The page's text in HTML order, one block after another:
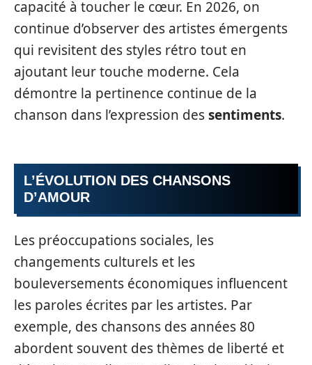
capacité à toucher le cœur. En 2026, on
continue d’observer des artistes émergents
qui revisitent des styles rétro tout en
ajoutant leur touche moderne. Cela
démontre la pertinence continue de la
chanson dans l’expression dessentiments.
L’ÉVOLUTION DES CHANSONS
D’AMOUR
Les préoccupations sociales, les
changements culturels et les
bouleversements économiques influencent
les paroles écrites par les artistes. Par
exemple, des chansons des années 80
abordent souvent des thèmes de liberté et